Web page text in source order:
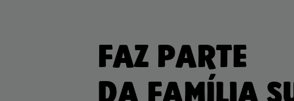
FAZ PARTE
DA FAMÍLIA